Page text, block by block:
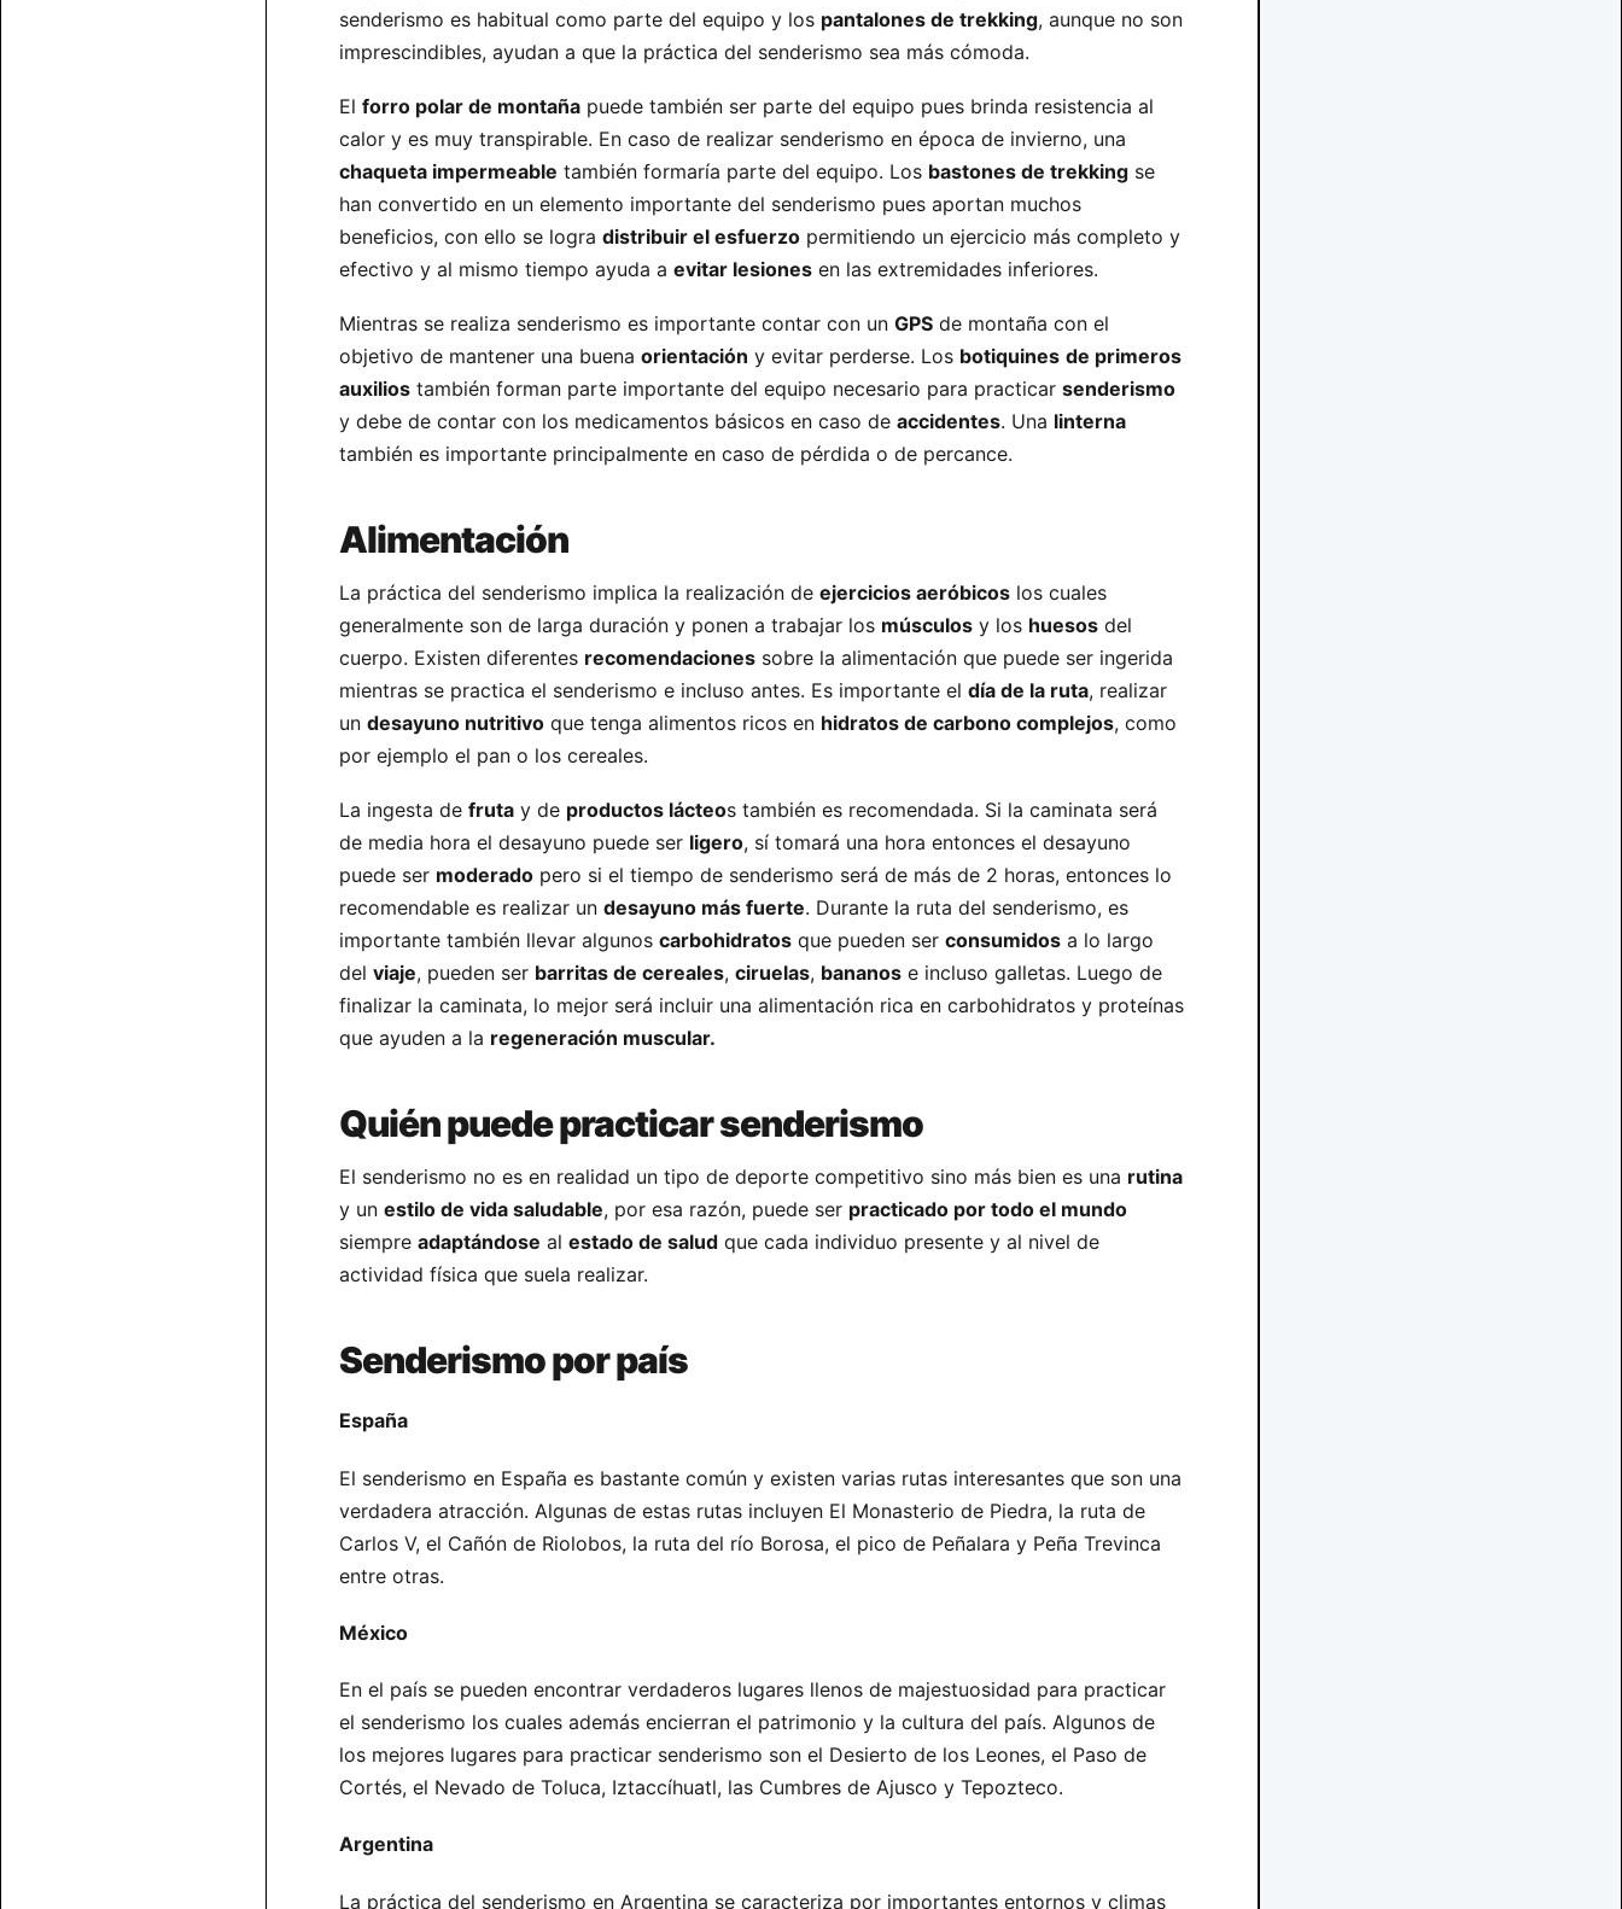
senderismo es habitual como parte del equipo y los pantalones de trekking, aunque no son
imprescindibles, ayudan a que la práctica del senderismo sea más cómoda.
El forro polar de montaña puede también ser parte del equipo pues brinda resistencia al
calor y es muy transpirable. En caso de realizar senderismo en época de invierno, una
chaqueta impermeable también formaría parte del equipo. Los bastones de trekking se
han convertido en un elemento importante del senderismo pues aportan muchos
beneficios, con ello se logra distribuir el esfuerzo permitiendo un ejercicio más completo y
efectivo y al mismo tiempo ayuda a evitar lesiones en las extremidades inferiores.
Mientras se realiza senderismo es importante contar con un GPS de montaña con el
objetivo de mantener una buena orientación y evitar perderse. Los botiquines de primeros
auxilios también forman parte importante del equipo necesario para practicar senderismo
y debe de contar con los medicamentos básicos en caso de accidentes. Una linterna
también es importante principalmente en caso de pérdida o de percance.
Alimentación
La práctica del senderismo implica la realización de ejercicios aeróbicos los cuales
generalmente son de larga duración y ponen a trabajar los músculos y los huesos del
cuerpo. Existen diferentes recomendaciones sobre la alimentación que puede ser ingerida
mientras se practica el senderismo e incluso antes. Es importante el día de la ruta, realizar
un desayuno nutritivo que tenga alimentos ricos en hidratos de carbono complejos, como
por ejemplo el pan o los cereales.
La ingesta de fruta y de productos lácteos también es recomendada. Si la caminata será
de media hora el desayuno puede ser ligero, sí tomará una hora entonces el desayuno
puede ser moderado pero si el tiempo de senderismo será de más de 2 horas, entonces lo
recomendable es realizar un desayuno más fuerte. Durante la ruta del senderismo, es
importante también llevar algunos carbohidratos que pueden ser consumidos a lo largo
del viaje, pueden ser barritas de cereales, ciruelas, bananos e incluso galletas. Luego de
finalizar la caminata, lo mejor será incluir una alimentación rica en carbohidratos y proteínas
que ayuden a la regeneración muscular.
Quién puede practicar senderismo
El senderismo no es en realidad un tipo de deporte competitivo sino más bien es una rutina
y un estilo de vida saludable, por esa razón, puede ser practicado por todo el mundo
siempre adaptándose al estado de salud que cada individuo presente y al nivel de
actividad física que suela realizar.
Senderismo por país
España
El senderismo en España es bastante común y existen varias rutas interesantes que son una
verdadera atracción. Algunas de estas rutas incluyen El Monasterio de Piedra, la ruta de
Carlos V, el Cañón de Riolobos, la ruta del río Borosa, el pico de Peñalara y Peña Trevinca
entre otras.
México
En el país se pueden encontrar verdaderos lugares llenos de majestuosidad para practicar
el senderismo los cuales además encierran el patrimonio y la cultura del país. Algunos de
los mejores lugares para practicar senderismo son el Desierto de los Leones, el Paso de
Cortés, el Nevado de Toluca, Iztaccíhuatl, las Cumbres de Ajusco y Tepozteco.
Argentina
La práctica del senderismo en Argentina se caracteriza por importantes entornos y climas